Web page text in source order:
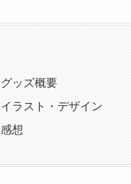
グッズ概要
イラスト・デザイン
感想